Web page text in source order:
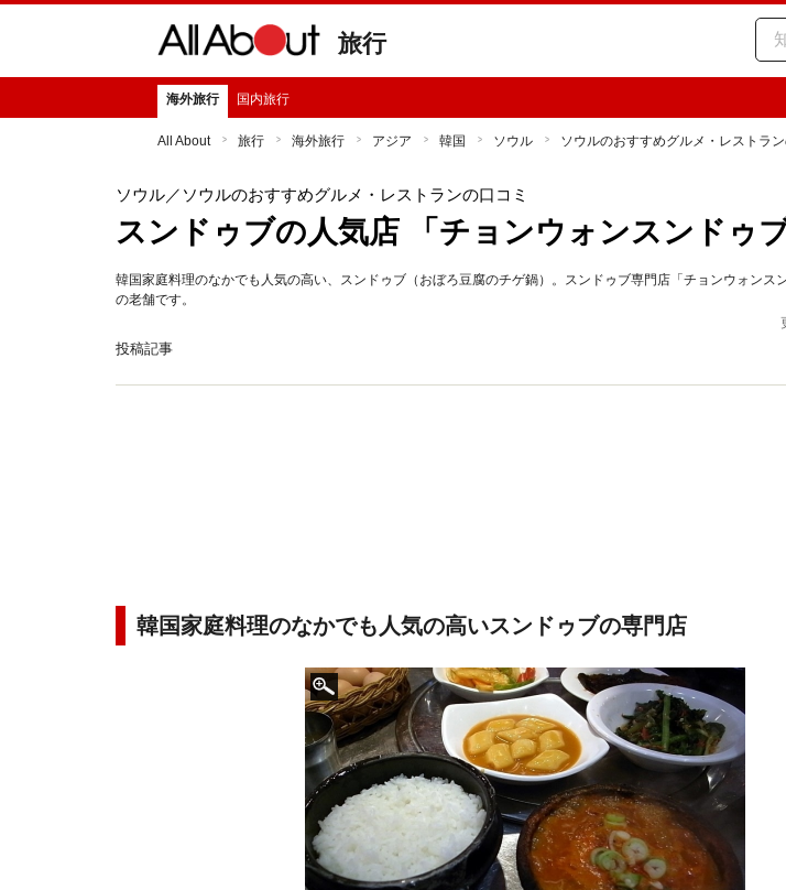
旅行
海外旅行 国内旅行
All About 旅行 海外旅行 アジア 韓国 ソウル ソウルのおすすめグルメ・レストラン
ソウル／ソウルのおすすめグルメ・レストランの口コミ
スンドゥブの人気店 「チョンウォンスンドゥブ
韓国家庭料理のなかでも人気の高い、スンドゥブ（おぼろ豆腐のチゲ鍋）。スンドゥブ専門店「チョンウォンス
の老舗です。
投稿記事
韓国家庭料理のなかでも人気の高いスンドゥブの専門店